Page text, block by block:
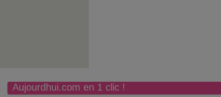
Aujourdhui.com en 1 clic !